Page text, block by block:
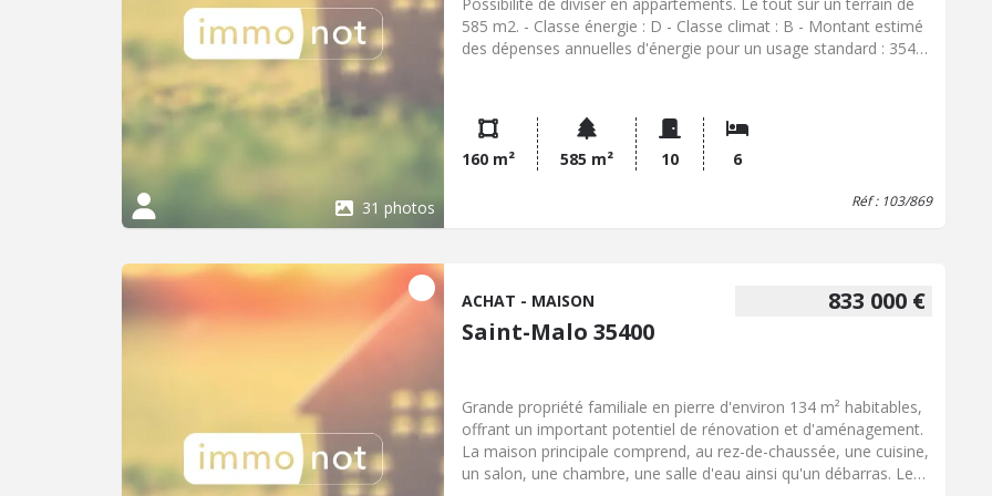
31 photos
585 m2. - Classe énergie : D - Classe climat : B - Montant estimé
des dépenses annuelles d'énergie pour un usage standard : 3540
€ - Réf : 103/869
160 m² 585 m² 10 6
Réf : 103/869
833 000 €
ACHAT - MAISON
Saint-Malo 35400
Grande propriété familiale en pierre d'environ 134 m² habitables,
offrant un important potentiel de rénovation et d'aménagement.
La maison principale comprend, au rez-de-chaussée, une cuisine,
un salon, une chambre, une salle d'eau ainsi qu'un débarras. Le